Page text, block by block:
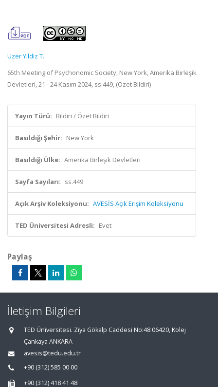
Uzer Yıldız T.
65th Meeting of Psychonomic Society, New York, Amerika Birleşik
Devletleri, 21 - 24 Kasım 2024, ss.449, (Özet Bildiri)
Yayın Türü: Bildiri / Özet Bildiri
Basıldığı Şehir: New York
Basıldığı Ülke: Amerika Birleşik Devletleri
Sayfa Sayıları: ss.449
Açık Arşiv Koleksiyonu: AVESİS Açık Erişim Koleksiyonu
TED Üniversitesi Adresli: Evet
Paylaş
İletişim Bilgileri
TED Üniversitesi. Ziya Gökalp Caddesi No:48 06420, Kolej
Çankaya ANKARA
avesis@tedu.edu.tr
+90 (312) 585 00 00
+90 (312) 418 41 48